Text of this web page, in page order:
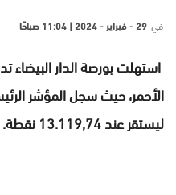
في 29 - فبراير - 2024 | 11:04 صباحًا
استهلت بورصة الدار البيضاء
ليستقر عند 13.119,74 نقطة.